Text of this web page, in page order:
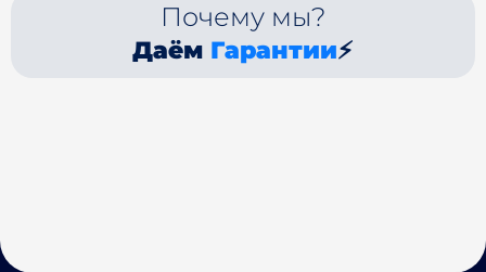
Почему мы?
Даём Гарантии⚡